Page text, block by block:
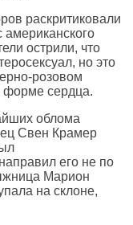
раскритиковали
американского
острили, что
но это
розовом
форме сердца.
облома
Свен Крамер
его не по
Марион
на склоне,